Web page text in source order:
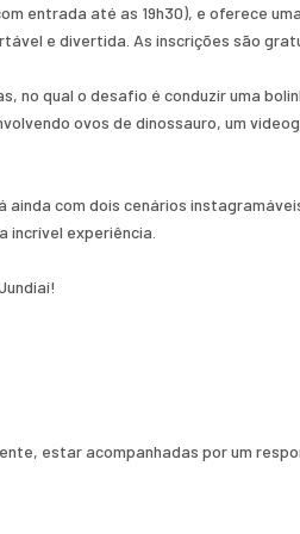
entrada até as 19h30), e oferece
e divertida. As inscrições são
qual o desafio é conduzir uma
ovos de dinossauro, um
com dois cenários
incrível experiência.
estar acompanhadas por um